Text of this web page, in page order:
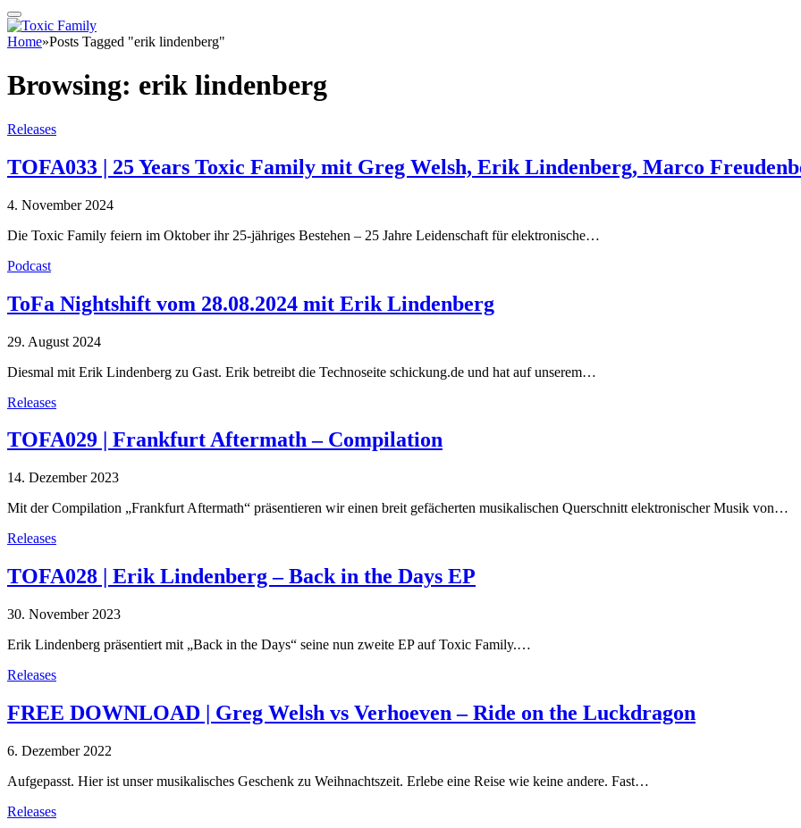
Home»Posts Tagged "erik lindenberg"
Browsing: erik lindenberg
Releases
TOFA033 | 25 Years Toxic Family mit Greg Welsh, Erik Lindenberg, Marco
4. November 2024
Die Toxic Family feiern im Oktober ihr 25-jähriges Bestehen – 25 Jahre Leidenschaft für elektronische…
Podcast
ToFa Nightshift vom 28.08.2024 mit Erik Lindenberg
29. August 2024
Diesmal mit Erik Lindenberg zu Gast. Erik betreibt die Technoseite schickung.de und hat auf unserem…
Releases
TOFA029 | Frankfurt Aftermath – Compilation
14. Dezember 2023
Mit der Compilation „Frankfurt Aftermath“ präsentieren wir einen breit gefächerten musikalischen Querschnitt elektronischer Musik von…
Releases
TOFA028 | Erik Lindenberg – Back in the Days EP
30. November 2023
Erik Lindenberg präsentiert mit „Back in the Days“ seine nun zweite EP auf Toxic Family.…
Releases
FREE DOWNLOAD | Greg Welsh vs Verhoeven – Ride on the Luckdragon
6. Dezember 2022
Aufgepasst. Hier ist unser musikalisches Geschenk zu Weihnachtszeit. Erlebe eine Reise wie keine andere. Fast…
Releases